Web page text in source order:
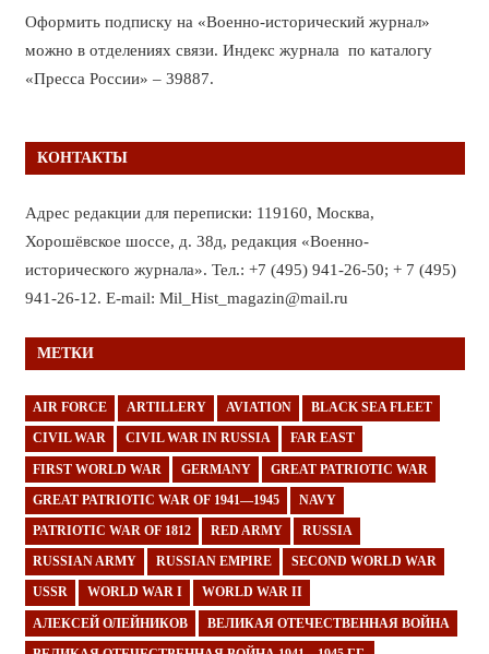
Оформить подписку на «Военно-исторический журнал»
можно в отделениях связи. Индекс журнала по каталогу
«Пресса России» – 39887.
КОНТАКТЫ
Адрес редакции для переписки: 119160, Москва,
Хорошёвское шоссе, д. 38д, редакция «Военно-
исторического журнала». Тел.: +7 (495) 941-26-50; + 7 (495)
941-26-12. E-mail: Mil_Hist_magazin@mail.ru
МЕТКИ
AIR FORCE ARTILLERY AVIATION BLACK SEA FLEET
CIVIL WAR CIVIL WAR IN RUSSIA FAR EAST
FIRST WORLD WAR GERMANY GREAT PATRIOTIC WAR
GREAT PATRIOTIC WAR OF 1941—1945 NAVY
PATRIOTIC WAR OF 1812 RED ARMY RUSSIA
RUSSIAN ARMY RUSSIAN EMPIRE SECOND WORLD WAR
USSR WORLD WAR I WORLD WAR II
АЛЕКСЕЙ ОЛЕЙНИКОВ ВЕЛИКАЯ ОТЕЧЕСТВЕННАЯ ВОЙНА